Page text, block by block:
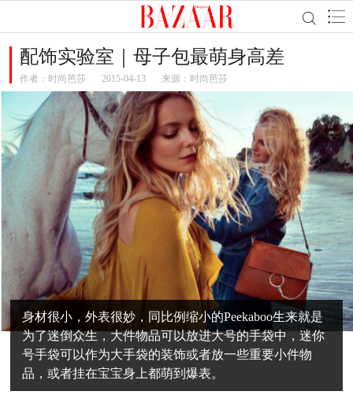
配饰实验室｜母子包最萌身高差
作者： 时尚芭莎 2015-04-13 来源：时尚芭莎
身材很小，外表很妙，同比例缩小的Peekaboo生来就是
为了迷倒众生，大件物品可以放进大号的手袋中，迷你
号手袋可以作为大手袋的装饰或者放一些重要小件物
品，或者挂在宝宝身上都萌到爆表。